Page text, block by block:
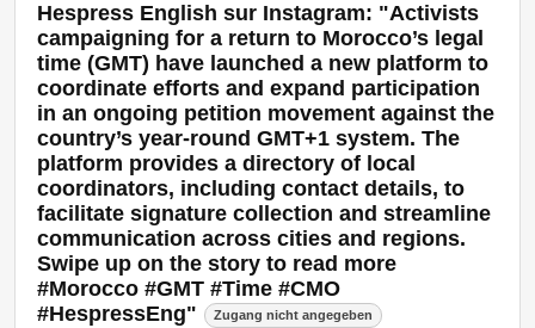
Hespress English sur Instagram: "Activists
campaigning for a return to Morocco’s legal
time (GMT) have launched a new platform to
coordinate efforts and expand participation
in an ongoing petition movement against the
country’s year-round GMT+1 system. The
platform provides a directory of local
coordinators, including contact details, to
facilitate signature collection and streamline
communication across cities and regions.
Swipe up on the story to read more
#Morocco #GMT #Time #CMO
#HespressEng"
Zugang nicht angegeben